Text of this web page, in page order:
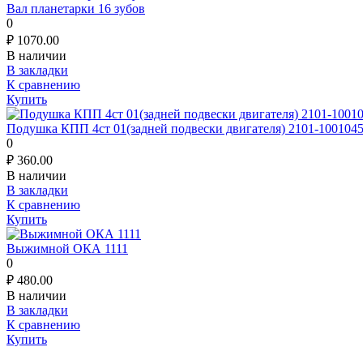
Вал планетарки 16 зубов
0
₽ 1070.00
В наличии
В закладки
К сравнению
Купить
Подушка КПП 4ст 01(задней подвески двигателя) 2101-1001045
0
₽ 360.00
В наличии
В закладки
К сравнению
Купить
Выжимной ОКА 1111
0
₽ 480.00
В наличии
В закладки
К сравнению
Купить